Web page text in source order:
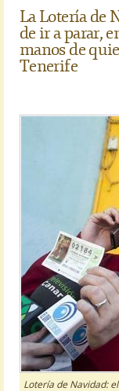
La Lotería de
de ir a parar,
manos de
Tenerife
Lotería de Navidad: